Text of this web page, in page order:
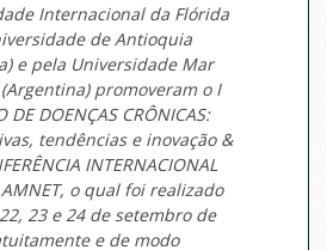
Internacional da Flórida
de Antioquia
e pela Universidade Mar
promoveram o I
DE DOENÇAS CRÔNICAS:
tendências e inovação &
INTERNACIONAL
AMNET, o qual foi realizado
23 e 24 de setembro de
e de modo